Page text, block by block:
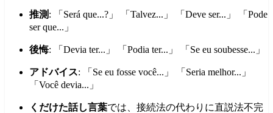
推測 : 「Será que...?」 「Talvez...」 「Deve ser...」 「Pode
ser que...」
後悔: 「Devia ter...」 「Podia ter...」 「Se eu soubesse...」
アドバイス: 「Se eu fosse você...」 「Seria melhor...」
「Você devia...」
くだけた話し言葉では、接続法の代わりに直説法不完